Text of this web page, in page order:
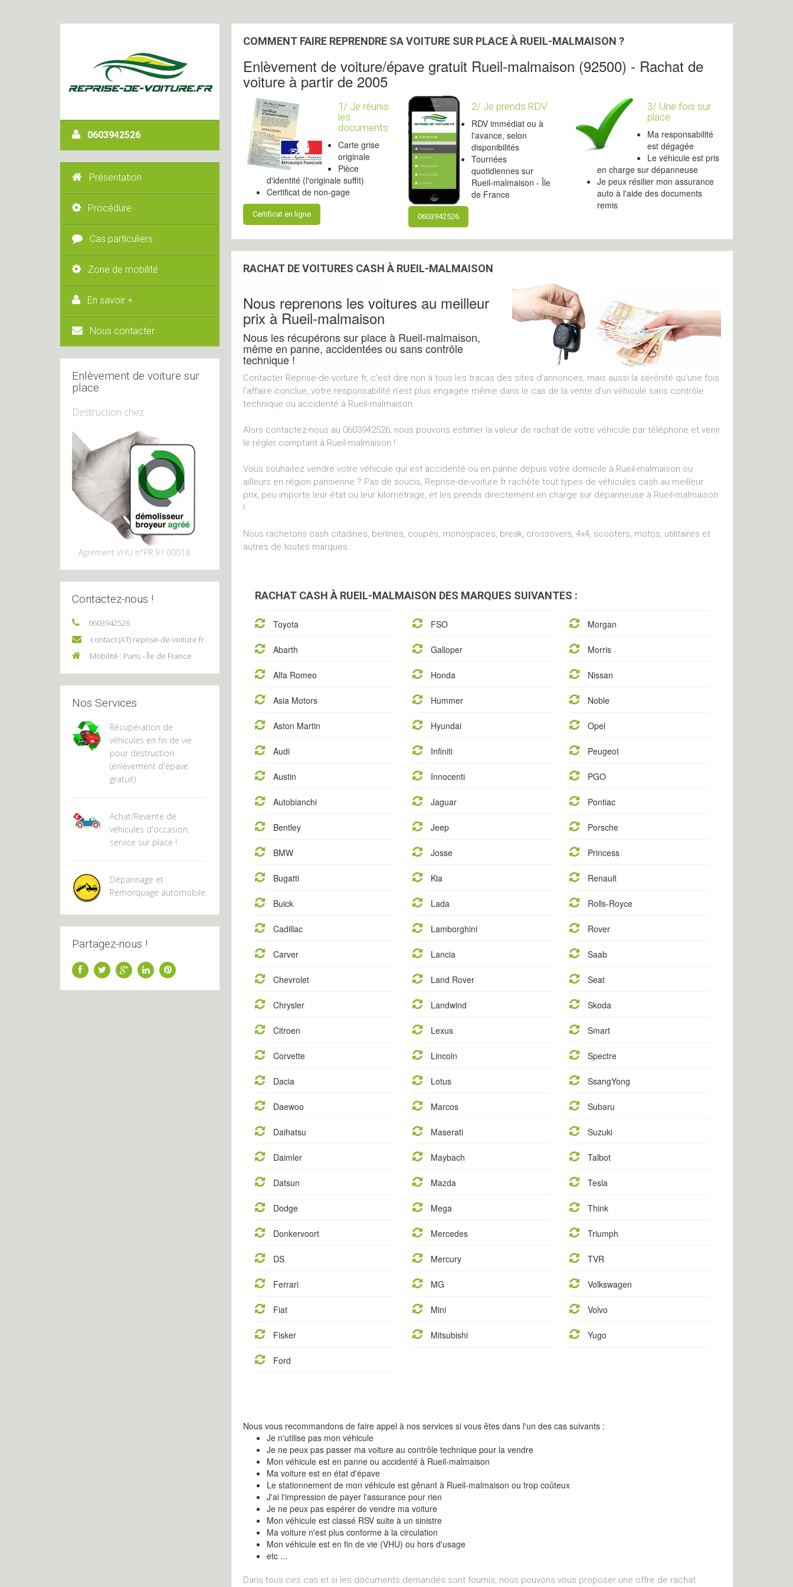
0603942526
Présentation
Procédure
Cas particuliers
Zone de mobilité
En savoir +
Nous contacter
Enlèvement de voiture sur
place
Destruction chez
Contactez-nous !
0603942526
contact (AT) reprise-de-voiture.fr
Mobilité : Paris - Île de France
Nos Services
Récupération de
véhicules en fin de vie
pour destruction
(enlèvement d'épave
gratuit)
Achat/Revente de
véhicules d'occasion,
service sur place !
Dépannage et
Remorquage automobile.
Partagez-nous !
COMMENT FAIRE REPRENDRE SA VOITURE SUR PLACE À RUEIL-MALMAISON ?
Enlèvement de voiture/épave gratuit Rueil-malmaison (92500) - Rachat de
voiture à partir de 2005
1/ Je réunis
les
documents
Carte grise
originale
Pièce
d'identité (l'originale suffit)
Certificat de non-gage
Certificat en ligne
2/ Je prends RDV
RDV immédiat ou à
l'avance, selon
disponibilités
Tournées
quotidiennes sur
Rueil-malmaison - Île
de France
0603942526
3/ Une fois sur
place
Ma responsabilité
est dégagée
Le véhicule est pris
en charge sur dépanneuse
Je peux résilier mon assurance
auto à l'aide des documents
remis
RACHAT DE VOITURES CASH À RUEIL-MALMAISON
Nous reprenons les voitures au meilleur
prix à Rueil-malmaison
Nous les récupérons sur place à Rueil-malmaison,
même en panne, accidentées ou sans contrôle
technique !
Contacter Reprise-de-voiture.fr, c'est dire non à tous les tracas des sites d'annonces, mais aussi la sérénité qu'une fois
l'affaire conclue, votre responsabilité n'est plus engagée même dans le cas de la vente d'un véhicule sans contrôle
technique ou accidenté à Rueil-malmaison.
Alors contactez-nous au 0603942526, nous pouvons estimer la valeur de rachat de votre véhicule par téléphone et venir
le régler comptant à Rueil-malmaison !
Vous souhaitez vendre votre véhicule qui est accidenté ou en panne depuis votre domicile à Rueil-malmaison ou
ailleurs en région parisienne ? Pas de soucis, Reprise-de-voiture.fr rachète tout types de véhicules cash au meilleur
prix, peu importe leur état ou leur kilométrage, et les prends directement en charge sur dépanneuse à Rueil-malmaison
!
Nous rachetons cash citadines, berlines, coupés, monospaces, break, crossovers, 4x4, scooters, motos, utilitaires et
autres de toutes marques :
RACHAT CASH À RUEIL-MALMAISON DES MARQUES SUIVANTES :
Toyota
Abarth
Alfa Romeo
Asia Motors
Aston Martin
Audi
Austin
Autobianchi
Bentley
BMW
Bugatti
Buick
Cadillac
Carver
Chevrolet
Chrysler
Citroen
Corvette
Dacia
Daewoo
Daihatsu
Daimler
Datsun
Dodge
Donkervoort
DS
Ferrari
Fiat
Fisker
Ford
FSO
Galloper
Honda
Hummer
Hyundai
Infiniti
Innocenti
Jaguar
Jeep
Josse
Kia
Lada
Lamborghini
Lancia
Land Rover
Landwind
Lexus
Lincoln
Lotus
Marcos
Maserati
Maybach
Mazda
Mega
Mercedes
Mercury
MG
Mini
Mitsubishi
Morgan
Morris
Nissan
Noble
Opel
Peugeot
PGO
Pontiac
Porsche
Princess
Renault
Rolls-Royce
Rover
Saab
Seat
Skoda
Smart
Spectre
SsangYong
Subaru
Suzuki
Talbot
Tesla
Think
Triumph
TVR
Volkswagen
Volvo
Yugo
Nous vous recommandons de faire appel à nos services si vous êtes dans l'un des cas suivants :
Je n'utilise pas mon véhicule
Je ne peux pas passer ma voiture au contrôle technique pour la vendre
Mon véhicule est en panne ou accidenté à Rueil-malmaison
Ma voiture est en état d'épave
Le stationnement de mon véhicule est gênant à Rueil-malmaison ou trop coûteux
J'ai l'impression de payer l'assurance pour rien
Je ne peux pas espérer de vendre ma voiture
Mon véhicule est classé RSV suite à un sinistre
Ma voiture n'est plus conforme à la circulation
Mon véhicule est en fin de vie (VHU) ou hors d'usage
etc ...
Dans tous ces cas et si les documents demandés sont fournis, nous pouvons vous proposer une offre de rachat.